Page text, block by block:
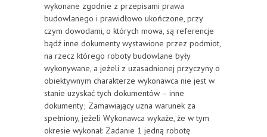
wykonane zgodnie z przepisami prawa
budowlanego i prawidłowo ukończone, przy
czym dowodami, o których mowa, są referencje
bądź inne dokumenty wystawione przez podmiot,
na rzecz którego roboty budowlane były
wykonywane, a jeżeli z uzasadnionej przyczyny o
obiektywnym charakterze wykonawca nie jest w
stanie uzyskać tych dokumentów – inne
dokumenty; Zamawiający uzna warunek za
spełniony, jeżeli Wykonawca wykaże, że w tym
okresie wykonał: Zadanie 1 jedną robotę